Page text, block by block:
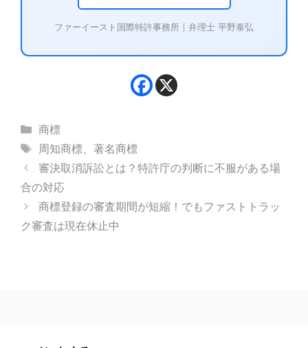
ファーイースト国際特許事務所｜弁理士 平野泰弘
カ
テ
ゴ
リ
ー
商標
タ
グ
周知商標
著名商標
審決取消訴訟とは？特許庁の判断に不服がある場
合の対応
商標登録の審査期間が短縮！でもファストトラッ
ク審査は現在休止中